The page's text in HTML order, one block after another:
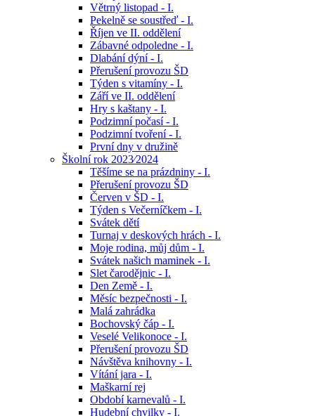
Větrný listopad - I.
Pekelně se soustřeď - I.
Říjen ve II. oddělení
Zábavné odpoledne - I.
Dlabání dýní - I.
Přerušení provozu ŠD
Týden s vitamíny - I.
Září ve II. oddělení
Hry s kaštany - I.
Podzimní počasí - I.
Podzimní tvoření - I.
První dny v družině
Školní rok 2023⁄2024
Těšíme se na prázdniny - I.
Přerušení provozu ŠD
Červen v ŠD - I.
Týden s Večerníčkem - I.
Svátek dětí
Turnaj v deskových hrách - I.
Moje rodina, můj dům - I.
Svátek našich maminek - I.
Slet čarodějnic - I.
Den Země - I.
Měsíc bezpečnosti - I.
Malá zahrádka
Bochovský čáp - I.
Veselé Velikonoce - I.
Přerušení provozu ŠD
Návštěva knihovny - I.
Vítání jara - I.
Maškarní rej
Období karnevalů - I.
Hudební chvilky - I.